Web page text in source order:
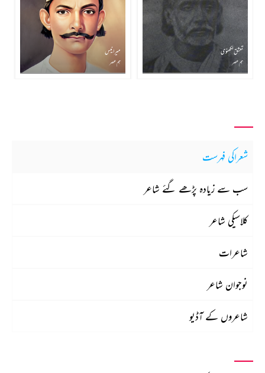
تعشق لکھنوی
ہم عصر
میر انیس
ہم عصر
شعراکی فہرست
سب سے زیادہ پڑھے گئے شاعر
کلاسیکی شاعر
شاعرات
نوجوان شاعر
شاعروں کے آڈیو